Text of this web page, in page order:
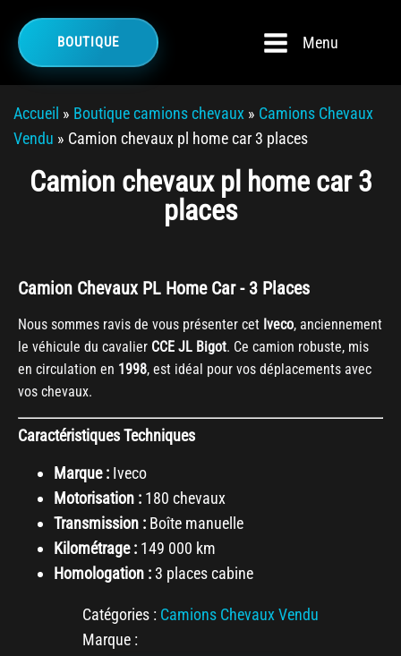
BOUTIQUE Menu
Accueil » Boutique camions chevaux » Camions Chevaux
Vendu » Camion chevaux pl home car 3 places
Camion chevaux pl home car 3
places
Camion Chevaux PL Home Car - 3 Places
Nous sommes ravis de vous présenter cet Iveco, anciennement
le véhicule du cavalier CCE JL Bigot. Ce camion robuste, mis
en circulation en 1998, est idéal pour vos déplacements avec
vos chevaux.
Caractéristiques Techniques
Marque : Iveco
Motorisation : 180 chevaux
Transmission : Boîte manuelle
Kilométrage : 149 000 km
Homologation : 3 places cabine
Catégories : Camions Chevaux Vendu
Marque :